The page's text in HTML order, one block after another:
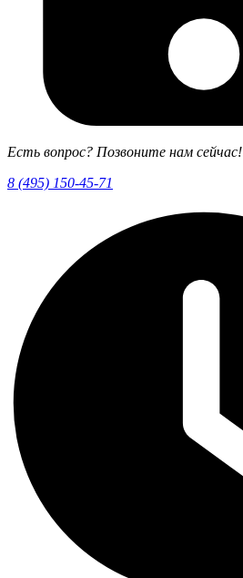
Есть вопрос? Позвоните нам сейчас!
8 (495) 150-45-71